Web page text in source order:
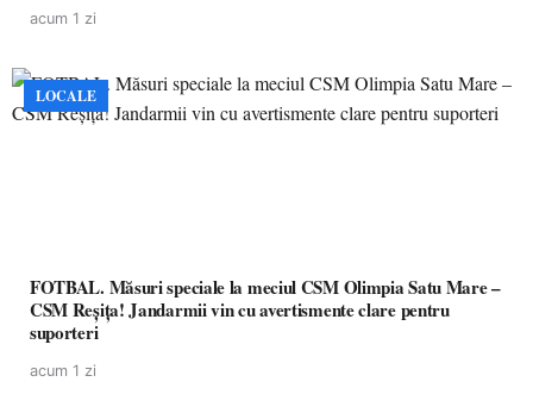
acum 1 zi
LOCALE
FOTBAL. Măsuri speciale la meciul CSM Olimpia Satu Mare –
CSM Reșița! Jandarmii vin cu avertismente clare pentru
suporteri
acum 1 zi